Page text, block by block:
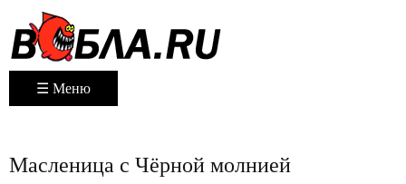
☰ Меню
Масленица с Чёрной молнией